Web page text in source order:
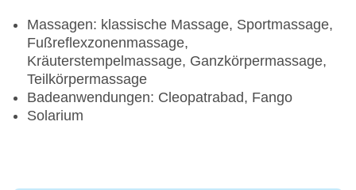
Massagen: klassische Massage, Sportmassage,
Fußreflexzonenmassage,
Kräuterstempelmassage, Ganzkörpermassage,
Teilkörpermassage
Badeanwendungen: Cleopatrabad, Fango
Solarium